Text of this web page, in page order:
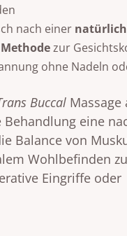
nach einer
zur
ohne Nadeln
Buccal Massage
Behandlung eine
Balance von
Wohlbefinden
Eingriffe oder